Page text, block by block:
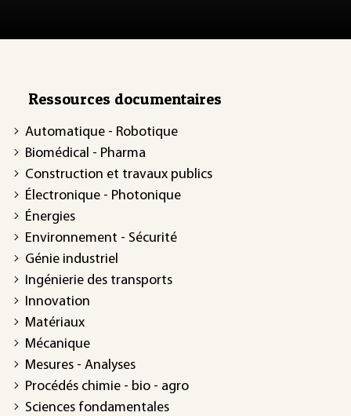
Ressources documentaires
Automatique - Robotique
Biomédical - Pharma
Construction et travaux publics
Électronique - Photonique
Énergies
Environnement - Sécurité
Génie industriel
Ingénierie des transports
Innovation
Matériaux
Mécanique
Mesures - Analyses
Procédés chimie - bio - agro
Sciences fondamentales